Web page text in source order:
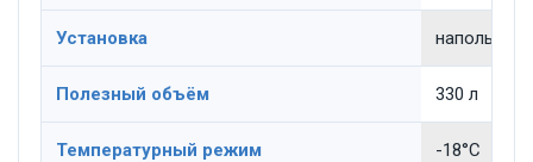
Установка напольная
Полезный объём 330 л
Температурный режим -18°C